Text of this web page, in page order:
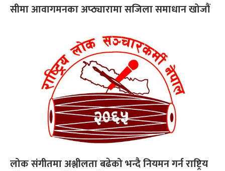
सीमा आवागमनका अप्ठ्यारामा सजिला समाधान खोजौं
लोक संगीतमा अश्लीलता बढेको भन्दै नियमन गर्न राष्ट्रिय